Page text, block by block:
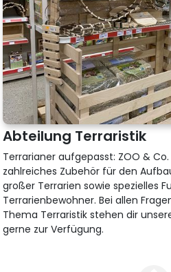
Abteilung Terraristik
Terrarianer aufgepasst: ZOO &
zahlreiches Zubehör für den
großer Terrarien sowie spezielles
Terrarienbewohner. Bei allen
Thema Terraristik stehen dir
gerne zur Verfügung.